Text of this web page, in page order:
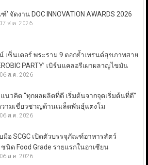
’ จัดงาน DOC INNOVATION AWARDS 2026
07 ส.ค. 2026
เซ็นเตอร์ พระราม 9 ตอกย้ำเทรนด์สุขภาพสาย
PARTY’ เบิร์นแคลอรีเผาผลาญไขมัน
06 ส.ค. 2026
แนวคิด “ทุกผลผลิตที่ดี เริ่มต้นจากจุดเริ่มต้นที่ดี”
ามเชี่ยวชาญด้านเมล็ดพันธุ์แตงโม
06 ส.ค. 2026
มือ SCGC เปิดตัวบรรจุภัณฑ์อาหารสัตว์
นิด Food Grade รายแรกในอาเซียน
06 ส.ค. 2026